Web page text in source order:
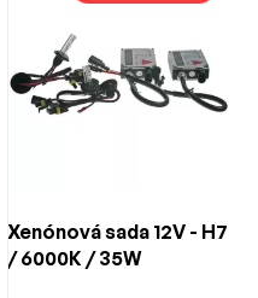
Xenónová sada 12V - H7
/ 6000K / 35W